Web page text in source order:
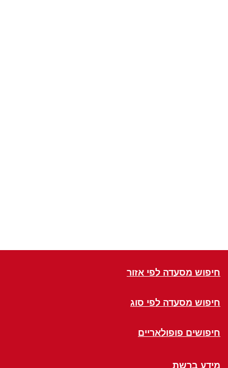
חיפוש מסעדה לפי אזור
חיפוש מסעדה לפי סוג
חיפושים פופולאריים
מידע ברשת